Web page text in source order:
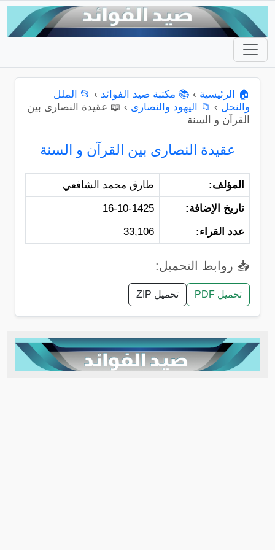
🏠 الرئيسية › 📚 مكتبة صيد الفوائد › 📂 الملل
والنحل › 📁 اليهود والنصارى › 📖 عقيدة النصارى بين
القرآن و السنة
عقيدة النصارى بين القرآن و السنة
المؤلف:
طارق محمد الشافعي
تاريخ الإضافة:
16-10-1425
عدد القراء:
33,106
📥 روابط التحميل:
تحميل PDF تحميل ZIP